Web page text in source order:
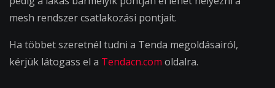
mesh rendszer csatlakozási pontjait.
Ha többet szeretnél tudni a Tenda megoldásairól,
kérjük látogass el a Tendacn.com oldalra.